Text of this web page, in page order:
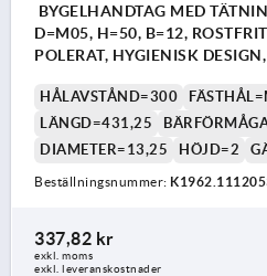
BYGELHANDTAG MED
D=M05, H=50, B=12,
POLERAT, HYGIENISK
HÅLAVSTÅND=300
LÄNGD=431,25
DIAMETER=13,25
HÖJD=2
Beställningsnummer:
337,82 kr
exkl. moms
exkl. leveranskostnader